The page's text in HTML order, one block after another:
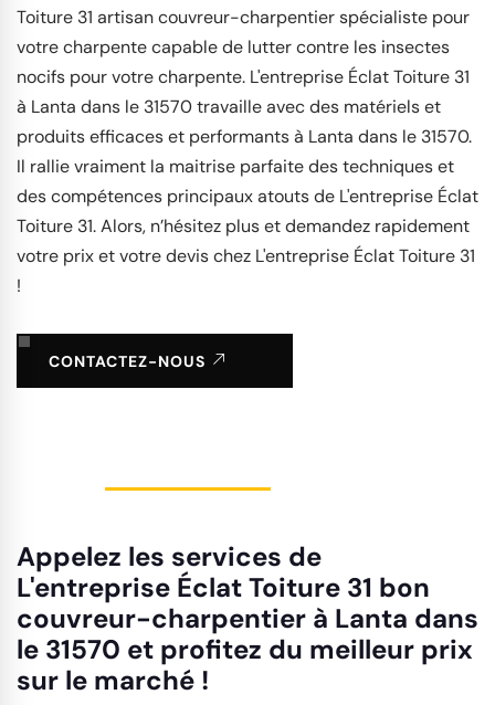
Toiture 31 artisan couvreur-charpentier spécialiste pour
votre charpente capable de lutter contre les insectes
nocifs pour votre charpente. L'entreprise Éclat Toiture 31
à Lanta dans le 31570 travaille avec des matériels et
produits efficaces et performants à Lanta dans le 31570.
Il rallie vraiment la maitrise parfaite des techniques et
des compétences principaux atouts de L'entreprise Éclat
Toiture 31. Alors, n’hésitez plus et demandez rapidement
votre prix et votre devis chez L'entreprise Éclat Toiture 31
!
CONTACTEZ-NOUS
Appelez les services de
L'entreprise Éclat Toiture 31 bon
couvreur-charpentier à Lanta dans
le 31570 et profitez du meilleur prix
sur le marché !